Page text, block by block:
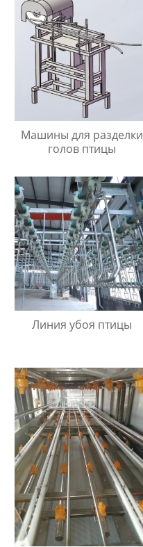
Машины для разделки
голов птицы
Линия убоя птицы